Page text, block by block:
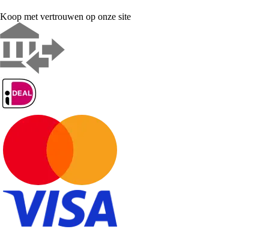
Koop met vertrouwen op onze site